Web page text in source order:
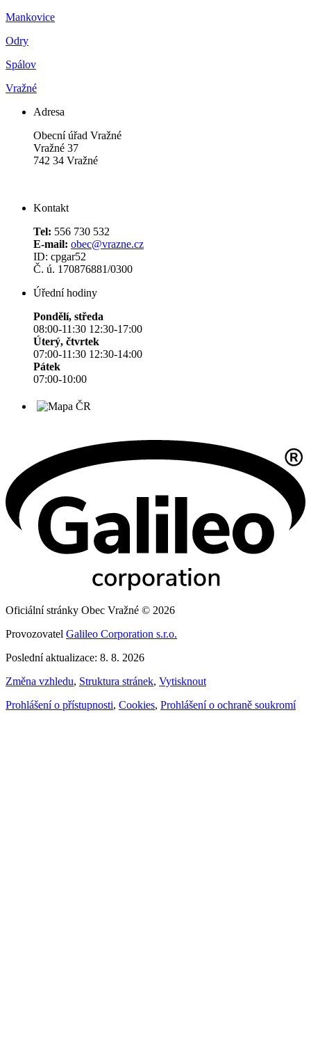
Mankovice
Odry
Spálov
Vražné
Adresa
Obecní úřad Vražné
Vražné 37
742 34 Vražné
Kontakt
Tel: 556 730 532
E-mail: obec@vrazne.cz
ID: cpgar52
Č. ú. 170876881/0300
Úřední hodiny
Pondělí, středa
08:00-11:30 12:30-17:00
Úterý, čtvrtek
07:00-11:30 12:30-14:00
Pátek
07:00-10:00
Oficiální stránky Obec Vražné © 2026
Provozovatel Galileo Corporation s.r.o.
Poslední aktualizace: 8. 8. 2026
Změna vzhledu, Struktura stránek, Vytisknout
Prohlášení o přístupnosti, Cookies, Prohlášení o ochraně soukromí